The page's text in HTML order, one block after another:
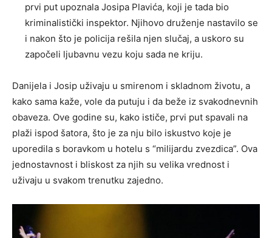
prvi put upoznala Josipa Plavića, koji je tada bio
kriminalistički inspektor. Njihovo druženje nastavilo se
i nakon što je policija rešila njen slučaj, a uskoro su
započeli ljubavnu vezu koju sada ne kriju.
Danijela i Josip uživaju u smirenom i skladnom životu, a
kako sama kaže, vole da putuju i da beže iz svakodnevnih
obaveza. Ove godine su, kako ističe, prvi put spavali na
plaži ispod šatora, što je za nju bilo iskustvo koje je
uporedila s boravkom u hotelu s “milijardu zvezdica”. Ova
jednostavnost i bliskost za njih su velika vrednost i
uživaju u svakom trenutku zajedno.